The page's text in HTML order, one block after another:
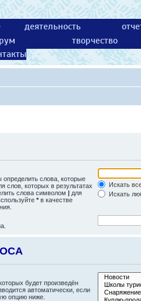
деятельность
творчество
определить слова, которые
слов, которых в результатах
слова символом | для
* в качестве
Искать
Искать
будет произведён
автоматически, если
опцию ниже.